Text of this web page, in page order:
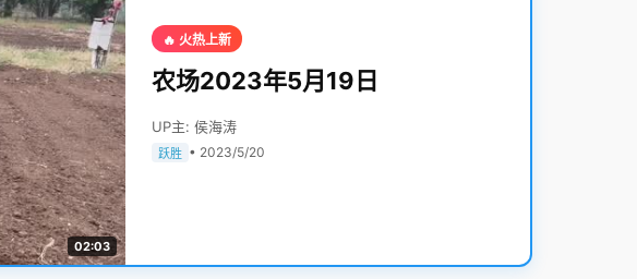
02:03
🔥 火热上新
农场2023年5月19日
UP主: 侯海涛
跃胜 • 2023/5/20